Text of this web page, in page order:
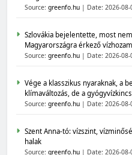
Source: greenfo.hu Date: 2026-08-
Szlovákia bejelentette, most
Magyarországra érkező
Source: greenfo.hu Date: 2026-08-
Vége a klasszikus nyaraknak, a
klímaváltozás, de a
Source: greenfo.hu Date: 2026-08-
Szent Anna-tó: vízszint,
halak
Source: greenfo.hu Date: 2026-08-